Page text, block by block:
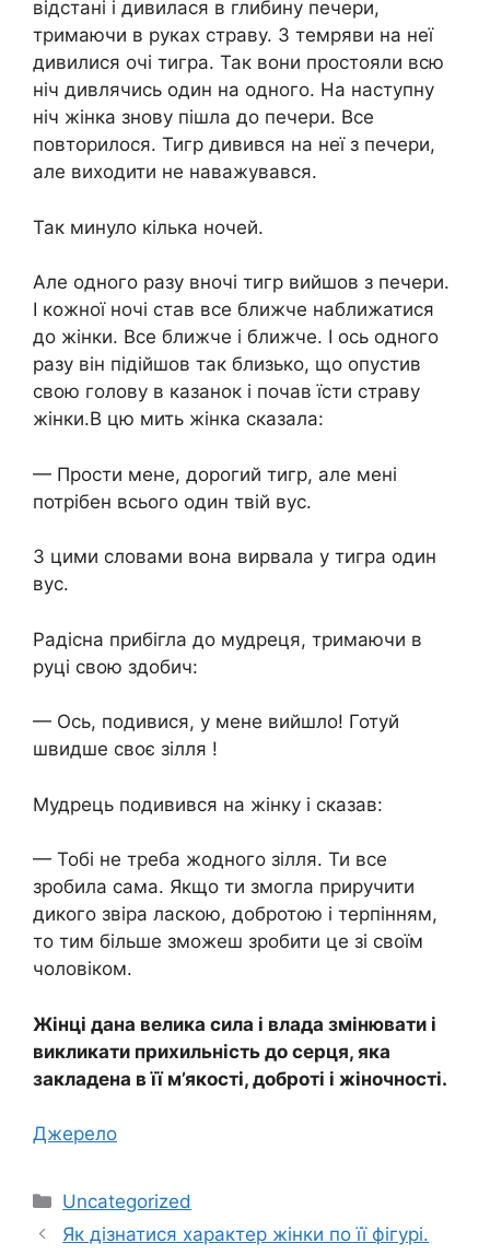
відстані і дивилася в глибину печери,
тримаючи в руках страву. З темряви на неї
дивилися очі тигра. Так вони простояли всю
ніч дивлячись один на одного. На наступну
ніч жінка знову пішла до печери. Все
повторилося. Тигр дивився на неї з печери,
але виходити не наважувався.
Так минуло кілька ночей.
Але одного разу вночі тигр вийшов з печери.
І кожної ночі став все ближче наближатися
до жінки. Все ближче і ближче. І ось одного
разу він підійшов так близько, що опустив
свою голову в казанок і почав їсти страву
жінки.В цю мить жінка сказала:
— Прости мене, дорогий тигр, але мені
потрібен всього один твій вус.
З цими словами вона вирвала у тигра один
вус.
Радісна прибігла до мудреця, тримаючи в
руці свою здобич:
— Ось, подивися, у мене вийшло! Готуй
швидше своє зілля !
Мудрець подивився на жінку і сказав:
— Тобі не треба жодного зілля. Ти все
зробила сама. Якщо ти змогла приручити
дикого звіра ласкою, добротою і терпінням,
то тим більше зможеш зробити це зі своїм
чоловіком.
Жінці дана велика сила і влада змінювати і
викликати прихильність до серця, яка
закладена в її м’якості, доброті і жіночності.
Джерело
Категорії
Uncategorized
Як дізнатися характер жінки по її фігурі.